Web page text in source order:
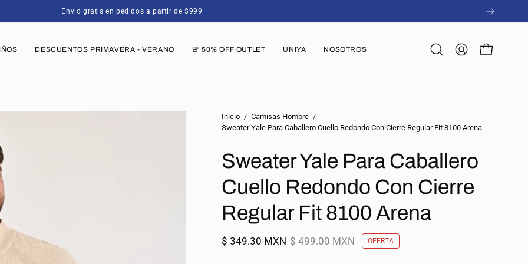
Envio gratis en pedidos a partir de $999
DESCUENTOS PRIMAVERA - VERANO 🚨 50% OFF OUTLET UNIYA NOSOTROS
Abrir
MI
CARRO
Inicio / Camisas Hombre /
Sweater Yale Para Caballero Cuello Redondo Con Cierre Regular Fit 8100 Arena
Sweater Yale Para Caballero
Cuello Redondo Con Cierre
Regular Fit 8100 Arena
$ 349.30 MXN $ 499.00 MXN OFERTA